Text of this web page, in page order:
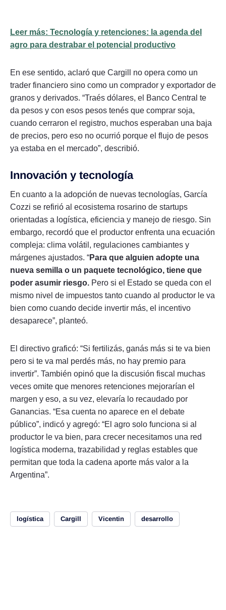
Leer más: Tecnología y retenciones: la agenda del
agro para destrabar el potencial productivo
En ese sentido, aclaró que Cargill no opera como un
trader financiero sino como un comprador y exportador de
granos y derivados. “Traés dólares, el Banco Central te
da pesos y con esos pesos tenés que comprar soja,
cuando cerraron el registro, muchos esperaban una baja
de precios, pero eso no ocurrió porque el flujo de pesos
ya estaba en el mercado”, describió.
Innovación y tecnología
En cuanto a la adopción de nuevas tecnologías, García
Cozzi se refirió al ecosistema rosarino de startups
orientadas a logística, eficiencia y manejo de riesgo. Sin
embargo, recordó que el productor enfrenta una ecuación
compleja: clima volátil, regulaciones cambiantes y
márgenes ajustados. “Para que alguien adopte una
nueva semilla o un paquete tecnológico, tiene que
poder asumir riesgo. Pero si el Estado se queda con el
mismo nivel de impuestos tanto cuando al productor le va
bien como cuando decide invertir más, el incentivo
desaparece”, planteó.
El directivo graficó: “Si fertilizás, ganás más si te va bien
pero si te va mal perdés más, no hay premio para
invertir”. También opinó que la discusión fiscal muchas
veces omite que menores retenciones mejorarían el
margen y eso, a su vez, elevaría lo recaudado por
Ganancias. “Esa cuenta no aparece en el debate
público”, indicó y agregó: “El agro solo funciona si al
productor le va bien, para crecer necesitamos una red
logística moderna, trazabilidad y reglas estables que
permitan que toda la cadena aporte más valor a la
Argentina”.
logística Cargill Vicentin desarrollo